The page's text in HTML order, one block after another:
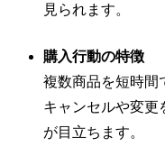
見られます。
購入行動の特徴
複数商品を短時間
キャンセルや変更
が目立ちます。